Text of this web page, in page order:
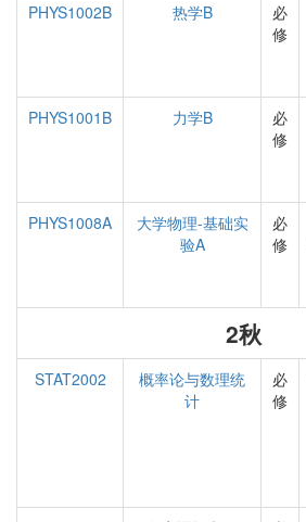
PHYS1002B
热学B
必
修
PHYS1001B
力学B
必
修
PHYS1008A
大学物理-基础实
验A
必
修
2秋
STAT2002
概率论与数理统
计
必
修